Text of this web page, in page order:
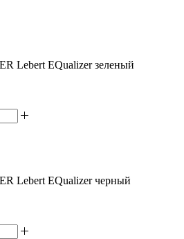
Lebert EQualizer зеленый
Lebert EQualizer черный